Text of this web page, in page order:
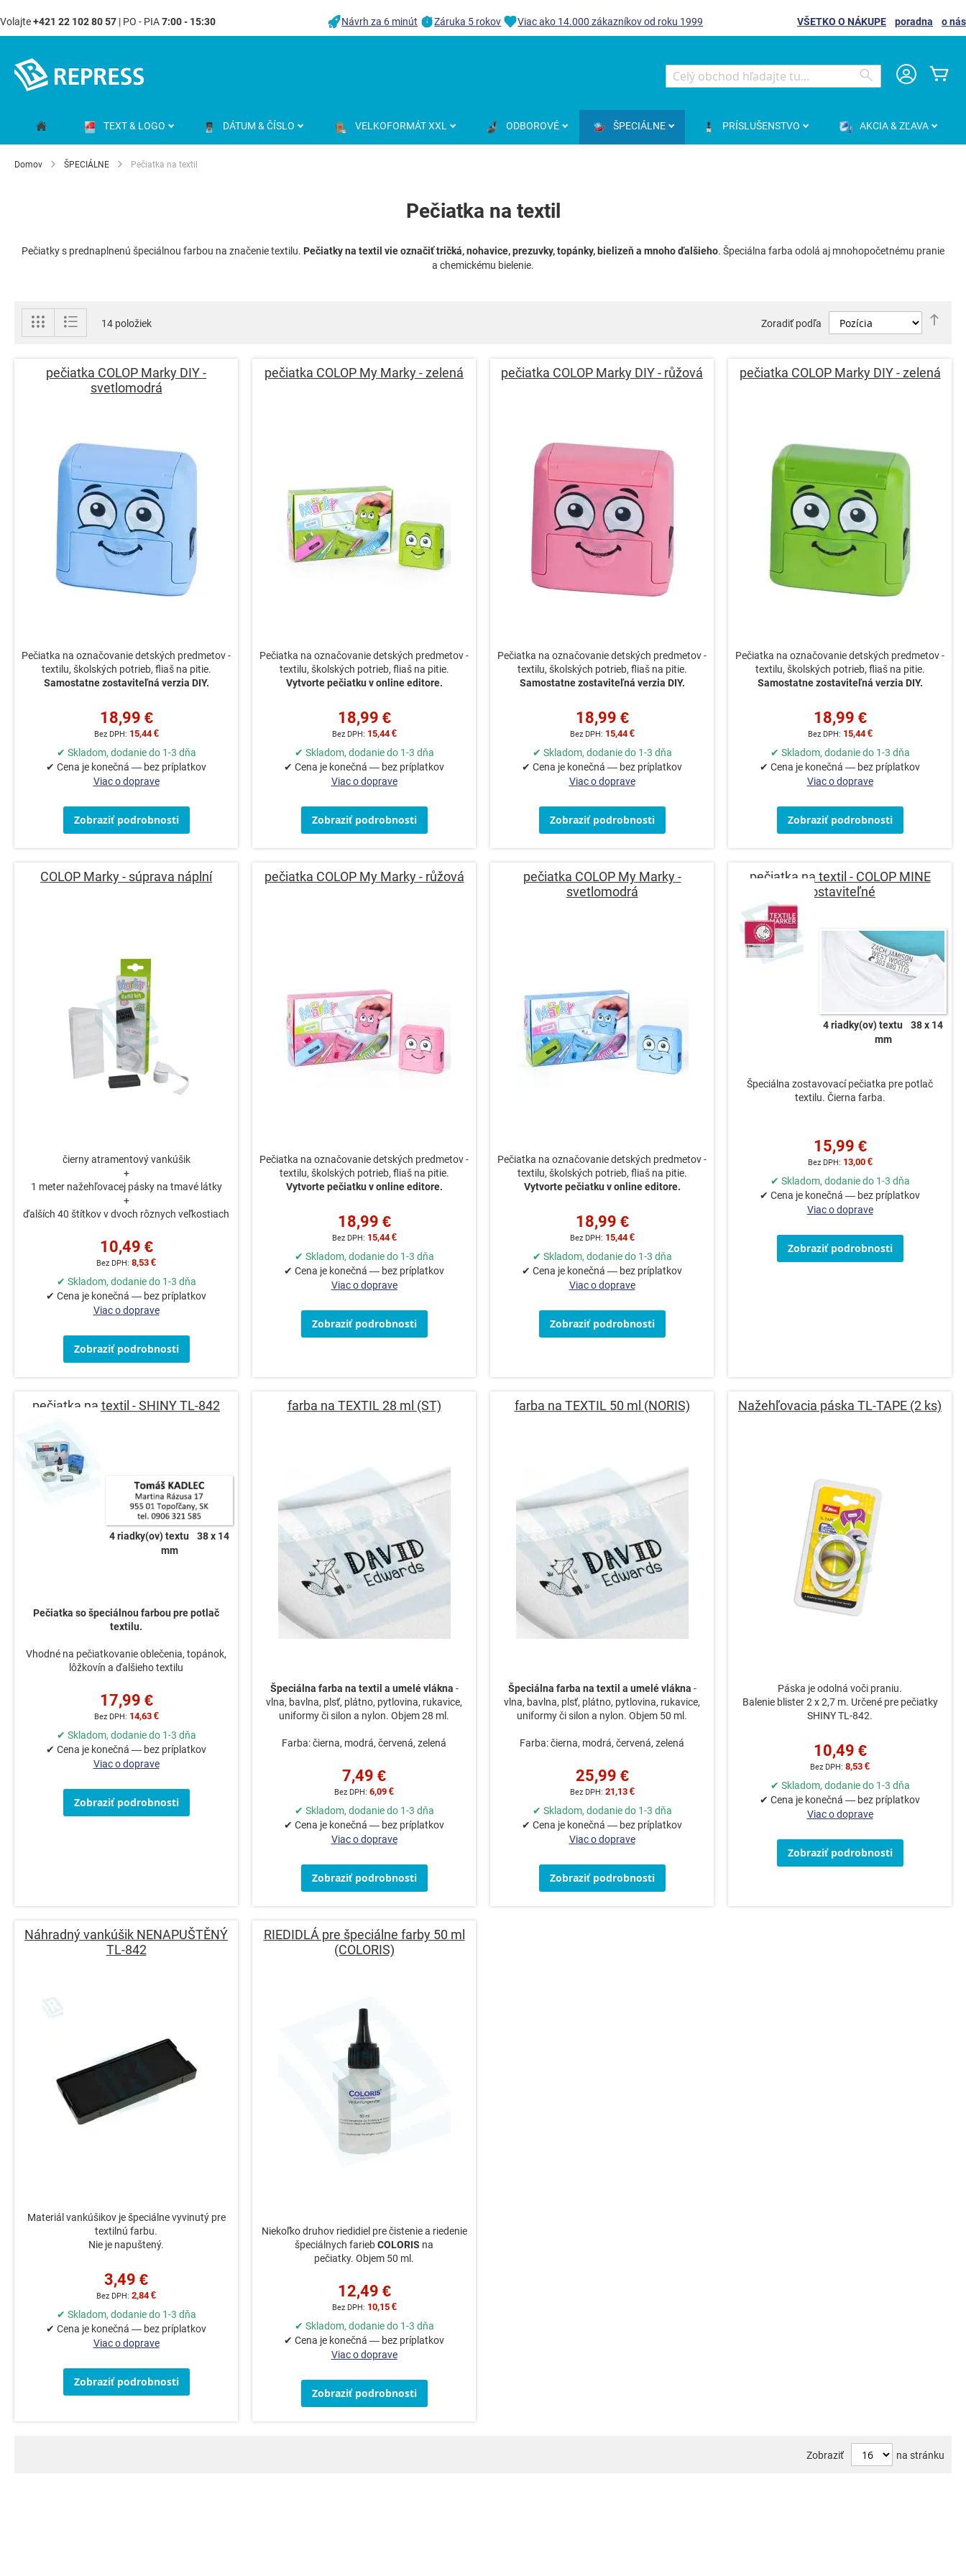
Volajte+421 22 102 80 57 | PO - PIA7:00 - 15:30 Návrh za 6 minút Záruka 5 rokov Viac ako 14.000 zákazníkov od roku 1999 VŠETKO O NÁKUPE poradna
o nás
Content
Search
TEXT & LOGO DÁTUM & ČÍSLO VELKOFORMÁT XXL ODBOROVÉ ŠPECIÁLNE PRÍSLUŠENSTVO AKCIA & ZĽAVA
Domov ŠPECIÁLNE Pečiatka na textil
Pečiatka na textil
Pečiatky s prednaplnenú špeciálnou farbou na značenie textilu. Pečiatky na textil vie označiť tričká, nohavice, prezuvky, topánky, bielizeň a mnoho ďalšieho. Špeciálna farba odolá aj mnohopočetnému pranie
a chemickému bielenie.
Zobraziť
ako
Mriežka Zoznam
14 položiek Zoradiť podľa
pečiatka COLOP Marky DIY -
svetlomodrá
Pečiatka na označovanie detských predmetov -
textilu, školských potrieb, fliaš na pitie.
Samostatne zostaviteľná verzia DIY.
18,99 €
15,44 €
✔ Skladom, dodanie do 1-3 dňa
✔ Cena je konečná — bez príplatkov
Viac o doprave
Zobraziť podrobnosti
pečiatka COLOP My Marky - zelená
Pečiatka na označovanie detských predmetov -
textilu, školských potrieb, fliaš na pitie.
Vytvorte pečiatku v online editore.
18,99 €
15,44 €
✔ Skladom, dodanie do 1-3 dňa
✔ Cena je konečná — bez príplatkov
Viac o doprave
Zobraziť podrobnosti
pečiatka COLOP Marky DIY - růžová
Pečiatka na označovanie detských predmetov -
textilu, školských potrieb, fliaš na pitie.
Samostatne zostaviteľná verzia DIY.
18,99 €
15,44 €
✔ Skladom, dodanie do 1-3 dňa
✔ Cena je konečná — bez príplatkov
Viac o doprave
Zobraziť podrobnosti
pečiatka COLOP Marky DIY - zelená
Pečiatka na označovanie detských predmetov -
textilu, školských potrieb, fliaš na pitie.
Samostatne zostaviteľná verzia DIY.
18,99 €
15,44 €
✔ Skladom, dodanie do 1-3 dňa
✔ Cena je konečná — bez príplatkov
Viac o doprave
Zobraziť podrobnosti
COLOP Marky - súprava náplní
čierny atramentový vankúšik
+
1 meter nažehľovacej pásky na tmavé látky
+
ďalších 40 štítkov v dvoch rôznych veľkostiach
10,49 €
8,53 €
✔ Skladom, dodanie do 1-3 dňa
✔ Cena je konečná — bez príplatkov
Viac o doprave
Zobraziť podrobnosti
pečiatka COLOP My Marky - růžová
Pečiatka na označovanie detských predmetov -
textilu, školských potrieb, fliaš na pitie.
Vytvorte pečiatku v online editore.
18,99 €
15,44 €
✔ Skladom, dodanie do 1-3 dňa
✔ Cena je konečná — bez príplatkov
Viac o doprave
Zobraziť podrobnosti
pečiatka COLOP My Marky -
svetlomodrá
Pečiatka na označovanie detských predmetov -
textilu, školských potrieb, fliaš na pitie.
Vytvorte pečiatku v online editore.
18,99 €
15,44 €
✔ Skladom, dodanie do 1-3 dňa
✔ Cena je konečná — bez príplatkov
Viac o doprave
Zobraziť podrobnosti
pečiatka na textil - COLOP MINE
zostaviteľné
4 riadky(ov) textu
38 x 14
mm
Špeciálna zostavovací pečiatka pre potlač
textilu. Čierna farba.
15,99 €
13,00 €
✔ Skladom, dodanie do 1-3 dňa
✔ Cena je konečná — bez príplatkov
Viac o doprave
Zobraziť podrobnosti
pečiatka na textil - SHINY TL-842
4 riadky(ov) textu
38 x 14
mm
Pečiatka so špeciálnou farbou pre potlač
textilu.
Vhodné na pečiatkovanie oblečenia, topánok,
lôžkovín a ďalšieho textilu
17,99 €
14,63 €
✔ Skladom, dodanie do 1-3 dňa
✔ Cena je konečná — bez príplatkov
Viac o doprave
Zobraziť podrobnosti
farba na TEXTIL 28 ml (ST)
Špeciálna farba na textil a umelé vlákna -
vlna, bavlna, plsť, plátno, pytlovina, rukavice,
uniformy či silon a nylon. Objem 28 ml.
Farba: čierna, modrá, červená, zelená
7,49 €
6,09 €
✔ Skladom, dodanie do 1-3 dňa
✔ Cena je konečná — bez príplatkov
Viac o doprave
Zobraziť podrobnosti
farba na TEXTIL 50 ml (NORIS)
Špeciálna farba na textil a umelé vlákna -
vlna, bavlna, plsť, plátno, pytlovina, rukavice,
uniformy či silon a nylon. Objem 50 ml.
Farba: čierna, modrá, červená, zelená
25,99 €
21,13 €
✔ Skladom, dodanie do 1-3 dňa
✔ Cena je konečná — bez príplatkov
Viac o doprave
Zobraziť podrobnosti
Nažehľovacia páska TL-TAPE (2 ks)
Páska je odolná voči praniu.
Balenie blister 2 x 2,7 m. Určené pre pečiatky
SHINY TL-842.
10,49 €
8,53 €
✔ Skladom, dodanie do 1-3 dňa
✔ Cena je konečná — bez príplatkov
Viac o doprave
Zobraziť podrobnosti
Náhradný vankúšik NENAPUŠTĚNÝ
TL-842
Materiál vankúšikov je špeciálne vyvinutý pre
textilnú farbu.
Nie je napuštený.
3,49 €
2,84 €
✔ Skladom, dodanie do 1-3 dňa
✔ Cena je konečná — bez príplatkov
Viac o doprave
Zobraziť podrobnosti
RIEDIDLÁ pre špeciálne farby 50 ml
(COLORIS)
Niekoľko druhov riedidiel pre čistenie a riedenie
špeciálnych fariebCOLORIS na
pečiatky. Objem 50 ml.
12,49 €
10,15 €
✔ Skladom, dodanie do 1-3 dňa
✔ Cena je konečná — bez príplatkov
Viac o doprave
Zobraziť podrobnosti
Zobraziť na stránku